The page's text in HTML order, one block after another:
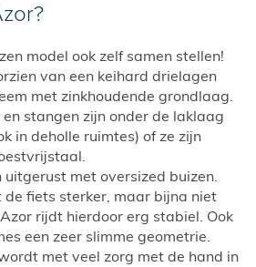
model ook zelf samen stellen!
van een keihard drielagen
met zinkhoudende grondlaag.
stangen zijn onder de laklaag
in deholle ruimtes) of ze zijn
uitgerust met oversized buizen.
de fiets sterker, maar bijna niet
rijdt hierdoor erg stabiel. Ook
een zeer slimme geometrie.
met veel zorg met de hand in